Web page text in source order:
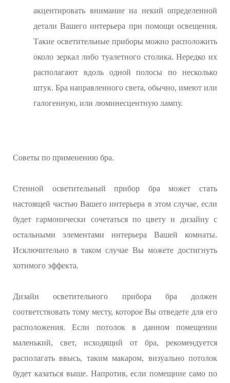
акцентировать внимание на некий определенной
детали Вашего интерьера при помощи освещения.
Такие осветительные приборы можно расположить
около зеркал либо туалетного столика. Нередко их
располагают вдоль одной полосы по несколько
штук. Бра направленного света, обычно, имеют или
галогенную, или люминесцентную лампу.
Советы по применению бра.
Стенной осветительный прибор бра может стать
настоящей частью Вашего интерьера в этом случае, если
будет гармонически сочетаться по цвету и дизайну с
остальными элементами интерьера Вашей комнаты.
Исключительно в таком случае Вы можете достигнуть
хотимого эффекта.
Дизайн осветительного прибора бра должен
соответствовать тому месту, которое Вы отведете для его
расположения. Если потолок в данном помещении
маленький, свет, исходящий от бра, рекомендуется
располагать ввысь, таким макаром, визуально потолок
будет казаться выше. Напротив, если помещние само по